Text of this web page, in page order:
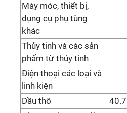
Máy móc, thiết bị,
dụng cụ phụ tùng
khác
Thủy tinh và các sản
phẩm từ thủy tinh
Điện thoại các loại và
linh kiện
Dầu thô